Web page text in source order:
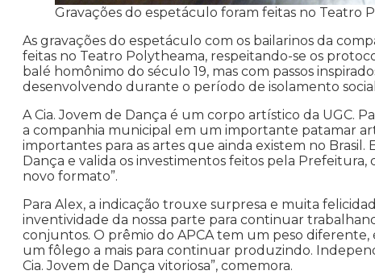
Gravações do espetáculo foram feitas no Teatro
As gravações do espetáculo com os bailarinos da
feitas no Teatro Polytheama, respeitando-se os
balé homônimo do século 19, mas com passos
desenvolvendo durante o período de isolamento
A Cia. Jovem de Dança é um corpo artístico da UGC.
a companhia municipal em um importante patamar
importantes para as artes que ainda existem no Brasil.
Dança e valida os investimentos feitos pela
novo formato”.
Para Alex, a indicação trouxe surpresa e muita
inventividade da nossa parte para continuar
conjuntos. O prêmio do APCA tem um peso diferente,
um fôlego a mais para continuar produzindo.
Cia. Jovem de Dança vitoriosa”, comemora.